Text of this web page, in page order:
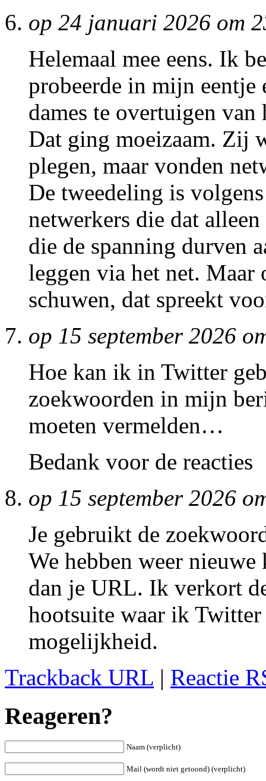
op 24 januari 2026 om
Helemaal mee eens. Ik
probeerde in mijn eentje
dames te overtuigen
Dat ging moeizaam. Zij
plegen, maar vonden
De tweedeling is
netwerkers die dat
die de spanning durven
leggen via het net.
schuwen, dat spreekt
op 15 september 2026
Hoe kan ik in Twitter
zoekwoorden in mijn
moeten vermelden…
Bedank voor de reacties
op 15 september 2026
Je gebruikt de
We hebben weer
dan je URL. Ik verkort
hootsuite waar ik
mogelijkheid.
Trackback URL | Reactie
Reageren?
Naam (verplicht)
Mail (wordt niet getoond) (verplicht)